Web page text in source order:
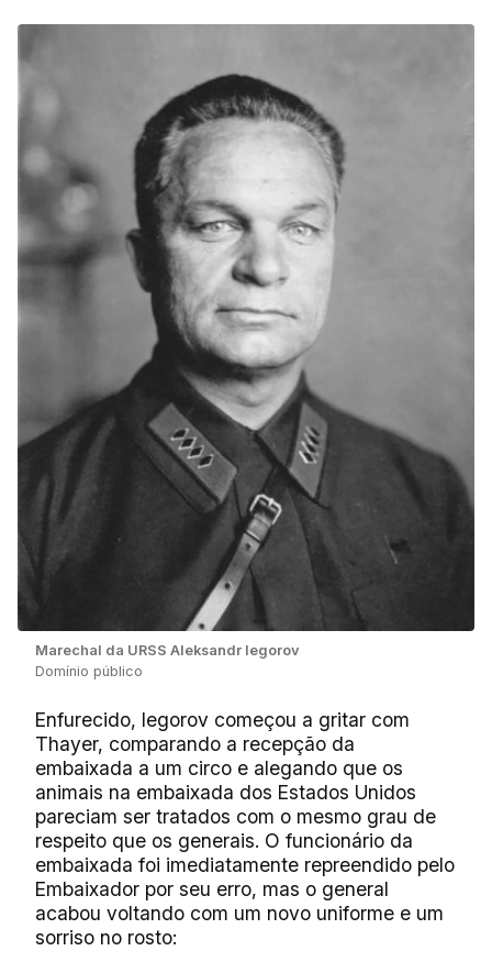
Marechal da URSS Aleksandr Iegorov
Domínio público
Enfurecido, Iegorov começou a gritar com
Thayer, comparando a recepção da
embaixada a um circo e alegando que os
animais na embaixada dos Estados Unidos
pareciam ser tratados com o mesmo grau de
respeito que os generais. O funcionário da
embaixada foi imediatamente repreendido pelo
Embaixador por seu erro, mas o general
acabou voltando com um novo uniforme e um
sorriso no rosto: